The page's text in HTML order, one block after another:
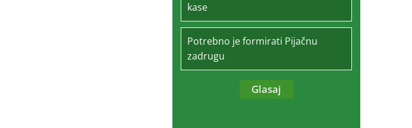
kase
Potrebno je formirati Pijačnu
zadrugu